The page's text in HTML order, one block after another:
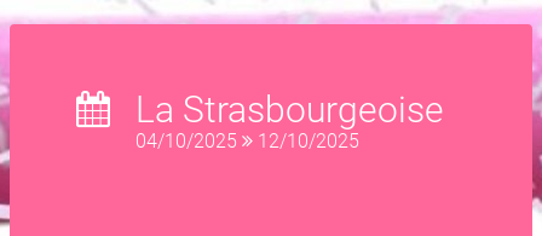
La Strasbourgeoise
04/10/2025 12/10/2025